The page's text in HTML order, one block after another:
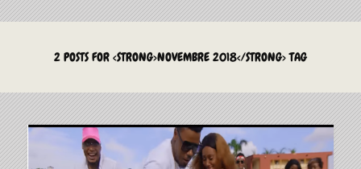
LE TAMTAM DU MBOA
La Culture du Mboa Dévoilée !
2 POSTS FOR <STRONG>NOVEMBRE 2018</STRONG> TAG